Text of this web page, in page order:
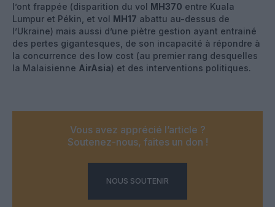
l’ont frappée (disparition du vol MH370 entre Kuala
Lumpur et Pékin, et vol MH17 abattu au-dessus de
l’Ukraine) mais aussi d’une piètre gestion ayant entrainé
des pertes gigantesques, de son incapacité à répondre à
la concurrence des low cost (au premier rang desquelles
la Malaisienne AirAsia) et des interventions politiques.
Vous avez apprécié l’article ?
Soutenez-nous, faites un don !
NOUS SOUTENIR